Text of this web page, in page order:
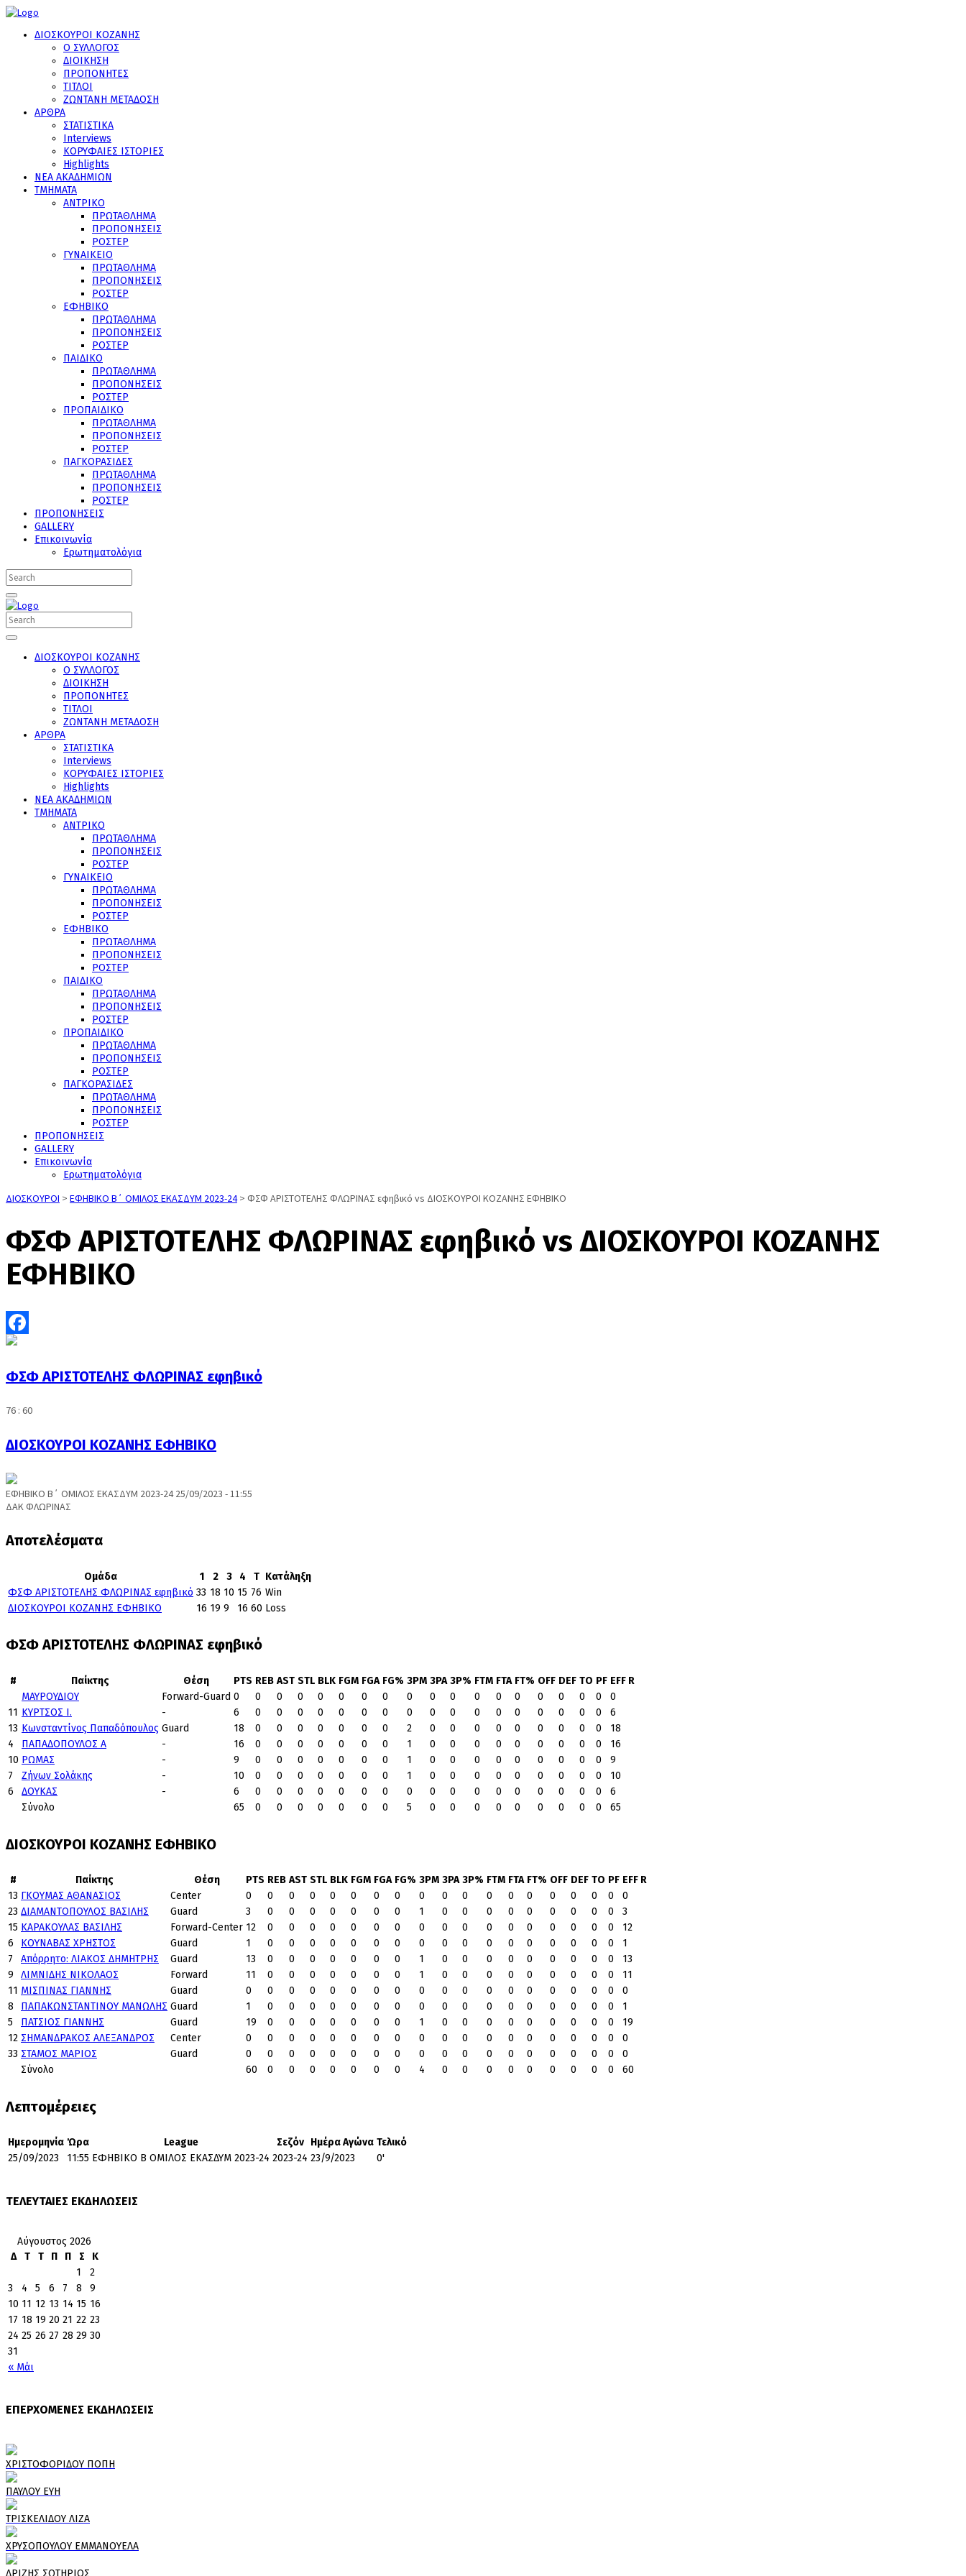
ΔΙΟΣΚΟΥΡΟΙ ΚΟΖΑΝΗΣ
Ο ΣΥΛΛΟΓΟΣ
ΔΙΟΙΚΗΣΗ
ΠΡΟΠΟΝΗΤΕΣ
ΤΙΤΛΟΙ
ΖΩΝΤΑΝΗ ΜΕΤΑΔΟΣΗ
ΑΡΘΡΑ
ΣΤΑΤΙΣΤΙΚΑ
Interviews
ΚΟΡΥΦΑΙΕΣ ΙΣΤΟΡΙΕΣ
Highlights
ΝΕΑ ΑΚΑΔΗΜΙΩΝ
ΤΜΗΜΑΤΑ
ΑΝΤΡΙΚΟ
ΠΡΩΤΑΘΛΗΜΑ
ΠΡΟΠΟΝΗΣΕΙΣ
ΡΟΣΤΕΡ
ΓΥΝΑΙΚΕΙΟ
ΠΡΩΤΑΘΛΗΜΑ
ΠΡΟΠΟΝΗΣΕΙΣ
ΡΟΣΤΕΡ
ΕΦΗΒΙΚΟ
ΠΡΩΤΑΘΛΗΜΑ
ΠΡΟΠΟΝΗΣΕΙΣ
ΡΟΣΤΕΡ
ΠΑΙΔΙΚΟ
ΠΡΩΤΑΘΛΗΜΑ
ΠΡΟΠΟΝΗΣΕΙΣ
ΡΟΣΤΕΡ
ΠΡΟΠΑΙΔΙΚΟ
ΠΡΩΤΑΘΛΗΜΑ
ΠΡΟΠΟΝΗΣΕΙΣ
ΡΟΣΤΕΡ
ΠΑΓΚΟΡΑΣΙΔΕΣ
ΠΡΩΤΑΘΛΗΜΑ
ΠΡΟΠΟΝΗΣΕΙΣ
ΡΟΣΤΕΡ
ΠΡΟΠΟΝΗΣΕΙΣ
GALLERY
Επικοινωνία
Ερωτηματολόγια
ΔΙΟΣΚΟΥΡΟΙ ΚΟΖΑΝΗΣ
Ο ΣΥΛΛΟΓΟΣ
ΔΙΟΙΚΗΣΗ
ΠΡΟΠΟΝΗΤΕΣ
ΤΙΤΛΟΙ
ΖΩΝΤΑΝΗ ΜΕΤΑΔΟΣΗ
ΑΡΘΡΑ
ΣΤΑΤΙΣΤΙΚΑ
Interviews
ΚΟΡΥΦΑΙΕΣ ΙΣΤΟΡΙΕΣ
Highlights
ΝΕΑ ΑΚΑΔΗΜΙΩΝ
ΤΜΗΜΑΤΑ
ΑΝΤΡΙΚΟ
ΠΡΩΤΑΘΛΗΜΑ
ΠΡΟΠΟΝΗΣΕΙΣ
ΡΟΣΤΕΡ
ΓΥΝΑΙΚΕΙΟ
ΠΡΩΤΑΘΛΗΜΑ
ΠΡΟΠΟΝΗΣΕΙΣ
ΡΟΣΤΕΡ
ΕΦΗΒΙΚΟ
ΠΡΩΤΑΘΛΗΜΑ
ΠΡΟΠΟΝΗΣΕΙΣ
ΡΟΣΤΕΡ
ΠΑΙΔΙΚΟ
ΠΡΩΤΑΘΛΗΜΑ
ΠΡΟΠΟΝΗΣΕΙΣ
ΡΟΣΤΕΡ
ΠΡΟΠΑΙΔΙΚΟ
ΠΡΩΤΑΘΛΗΜΑ
ΠΡΟΠΟΝΗΣΕΙΣ
ΡΟΣΤΕΡ
ΠΑΓΚΟΡΑΣΙΔΕΣ
ΠΡΩΤΑΘΛΗΜΑ
ΠΡΟΠΟΝΗΣΕΙΣ
ΡΟΣΤΕΡ
ΠΡΟΠΟΝΗΣΕΙΣ
GALLERY
Επικοινωνία
Ερωτηματολόγια
ΔΙΟΣΚΟΥΡΟΙ > ΕΦΗΒΙΚΟ Β΄ ΟΜΙΛΟΣ ΕΚΑΣΔΥΜ 2023-24> ΦΣΦ ΑΡΙΣΤΟΤΕΛΗΣ ΦΛΩΡΙΝΑΣ εφηβικό vs ΔΙΟΣΚΟΥΡΟΙ ΚΟΖΑΝΗΣ ΕΦΗΒΙΚΟ
ΦΣΦ ΑΡΙΣΤΟΤΕΛΗΣ ΦΛΩΡΙΝΑΣ εφηβικό vs ΔΙΟΣΚΟΥΡΟΙ ΚΟΖΑΝΗΣ
ΕΦΗΒΙΚΟ
Facebook
ΦΣΦ ΑΡΙΣΤΟΤΕΛΗΣ ΦΛΩΡΙΝΑΣ εφηβικό
76 : 60
ΔΙΟΣΚΟΥΡΟΙ ΚΟΖΑΝΗΣ ΕΦΗΒΙΚΟ
ΕΦΗΒΙΚΟ Β΄ ΟΜΙΛΟΣ ΕΚΑΣΔΥΜ 2023-24 25/09/2023 - 11:55
ΔΑΚ ΦΛΩΡΙΝΑΣ
Αποτελέσματα
Ομάδα 1 2 3 4 T Κατάληξη
ΦΣΦ ΑΡΙΣΤΟΤΕΛΗΣ ΦΛΩΡΙΝΑΣ εφηβικό 33 18 10 15 76 Win
ΔΙΟΣΚΟΥΡΟΙ ΚΟΖΑΝΗΣ ΕΦΗΒΙΚΟ
16 19 9 16 60 Loss
ΦΣΦ ΑΡΙΣΤΟΤΕΛΗΣ ΦΛΩΡΙΝΑΣ εφηβικό
# Παίκτης Θέση PTS REB AST STL BLK FGM FGA FG% 3PM 3PA 3P% FTM FTA FT% OFF DEF TO PF EFF R
ΜΑΥΡΟΥΔΙΟΥ
Forward-Guard 0 0 0 0 0 0 0 0 0 0 0 0 0 0 0 0 0 0
0
11 ΚΥΡΤΣΟΣ Ι. - 6 0 0 0 0 0 0 0 0 0 0 0 0 0 0 0 0 0
6
13 Κωνσταντίνος Παπαδόπουλος Guard 18 0 0 0 0 0 0 0 2 0 0 0 0 0 0 0 0 0
18
4
ΠΑΠΑΔΟΠΟΥΛΟΣ Α - 16 0 0 0 0 0 0 0 1 0 0 0 0 0 0 0 0 0
16
10 ΡΩΜΑΣ - 9 0 0 0 0 0 0 0 1 0 0 0 0 0 0 0 0 0
9
7
Ζήνων Σολάκης - 10 0 0 0 0 0 0 0 1 0 0 0 0 0 0 0 0 0
10
6
ΔΟΥΚΑΣ - 6 0 0 0 0 0 0 0 0 0 0 0 0 0 0 0 0 0
6
Σύνολο
65 0 0 0 0 0 0 0 5 0 0 0 0 0 0 0 0 0 65
ΔΙΟΣΚΟΥΡΟΙ ΚΟΖΑΝΗΣ ΕΦΗΒΙΚΟ
# Παίκτης Θέση PTS REB AST STL BLK FGM FGA FG% 3PM 3PA 3P% FTM FTA FT% OFF DEF TO PF EFF R
13 ΓΚΟΥΜΑΣ ΑΘΑΝΑΣΙΟΣ Center 0 0 0 0 0 0 0 0 0 0 0 0 0 0 0 0 0 0
0
23 ΔΙΑΜΑΝΤΟΠΟΥΛΟΣ ΒΑΣΙΛΗΣ Guard 3 0 0 0 0 0 0 0 1 0 0 0 0 0 0 0 0 0
3
15 ΚΑΡΑΚΟΥΛΑΣ ΒΑΣΙΛΗΣ Forward-Center 12 0 0 0 0 0 0 0 0 0 0 0 0 0 0 0 0 0
12
6
ΚΟΥΝΑΒΑΣ ΧΡΗΣΤΟΣ Guard 1 0 0 0 0 0 0 0 0 0 0 0 0 0 0 0 0 0
1
7
Απόρρητο: ΛΙΑΚΟΣ ΔΗΜΗΤΡΗΣ Guard 13 0 0 0 0 0 0 0 1 0 0 0 0 0 0 0 0 0
13
9
ΛΙΜΝΙΔΗΣ ΝΙΚΟΛΑΟΣ Forward 11 0 0 0 0 0 0 0 1 0 0 0 0 0 0 0 0 0
11
11 ΜΙΣΠΙΝΑΣ ΓΙΑΝΝΗΣ Guard 0 0 0 0 0 0 0 0 0 0 0 0 0 0 0 0 0 0
0
8
ΠΑΠΑΚΩΝΣΤΑΝΤΙΝΟΥ ΜΑΝΩΛΗΣ Guard 1 0 0 0 0 0 0 0 0 0 0 0 0 0 0 0 0 0
1
5
ΠΑΤΣΙΟΣ ΓΙΑΝΝΗΣ Guard 19 0 0 0 0 0 0 0 1 0 0 0 0 0 0 0 0 0
19
12 ΣΗΜΑΝΔΡΑΚΟΣ ΑΛΕΞΑΝΔΡΟΣ Center 0 0 0 0 0 0 0 0 0 0 0 0 0 0 0 0 0 0
0
33 ΣΤΑΜΟΣ ΜΑΡΙΟΣ Guard 0 0 0 0 0 0 0 0 0 0 0 0 0 0 0 0 0 0
0
Σύνολο
60 0 0 0 0 0 0 0 4 0 0 0 0 0 0 0 0 0 60
Λεπτομέρειες
Ημερομηνία Ώρα League Σεζόν Ημέρα Αγώνα Τελικό
25/09/2023
11:55 ΕΦΗΒΙΚΟ Β΄ ΟΜΙΛΟΣ ΕΚΑΣΔΥΜ 2023-24 2023-24 23/9/2023 0'
ΤΕΛΕΥΤΑΙΕΣ ΕΚΔΗΛΩΣΕΙΣ
Αύγουστος 2026
Δ
Τ Τ Π Π Σ Κ
« Μάι
1
2
3
4 5 6 7 8
9
10 11 12 13 14 15 16
17 18 19 20 21 22 23
24 25 26 27 28 29 30
31
ΕΠΕΡΧΟΜΕΝΕΣ ΕΚΔΗΛΩΣΕΙΣ
ΧΡΙΣΤΟΦΟΡΙΔΟΥ ΠΟΠΗ
ΠΑΥΛΟΥ ΕΥΗ
ΤΡΙΣΚΕΛΙΔΟΥ ΛΙΖΑ
ΧΡΥΣΟΠΟΥΛΟΥ ΕΜΜΑΝΟΥΕΛΑ